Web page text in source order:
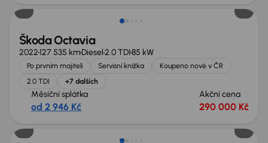
Škoda Octavia
2022127 535 kmDiesel2.0 TDI85 kW
Po prvním majiteli Servisní knížka
Koupeno nové v ČR
2.0 TDI
+7 dalších
Měsíční splátka
od 2 946 Kč
Akční cena
290 000 Kč
Zlevněno o 10 000 Kč